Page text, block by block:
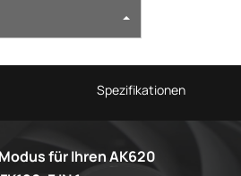
Spezifikationen
für Ihren AK620